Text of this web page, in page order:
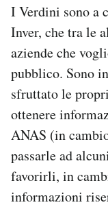
I Verdini sono a
Inver, che tra le
aziende che
pubblico. Sono
sfruttato le
ottenere
ANAS (in
passarle ad
favorirli, in
informazioni